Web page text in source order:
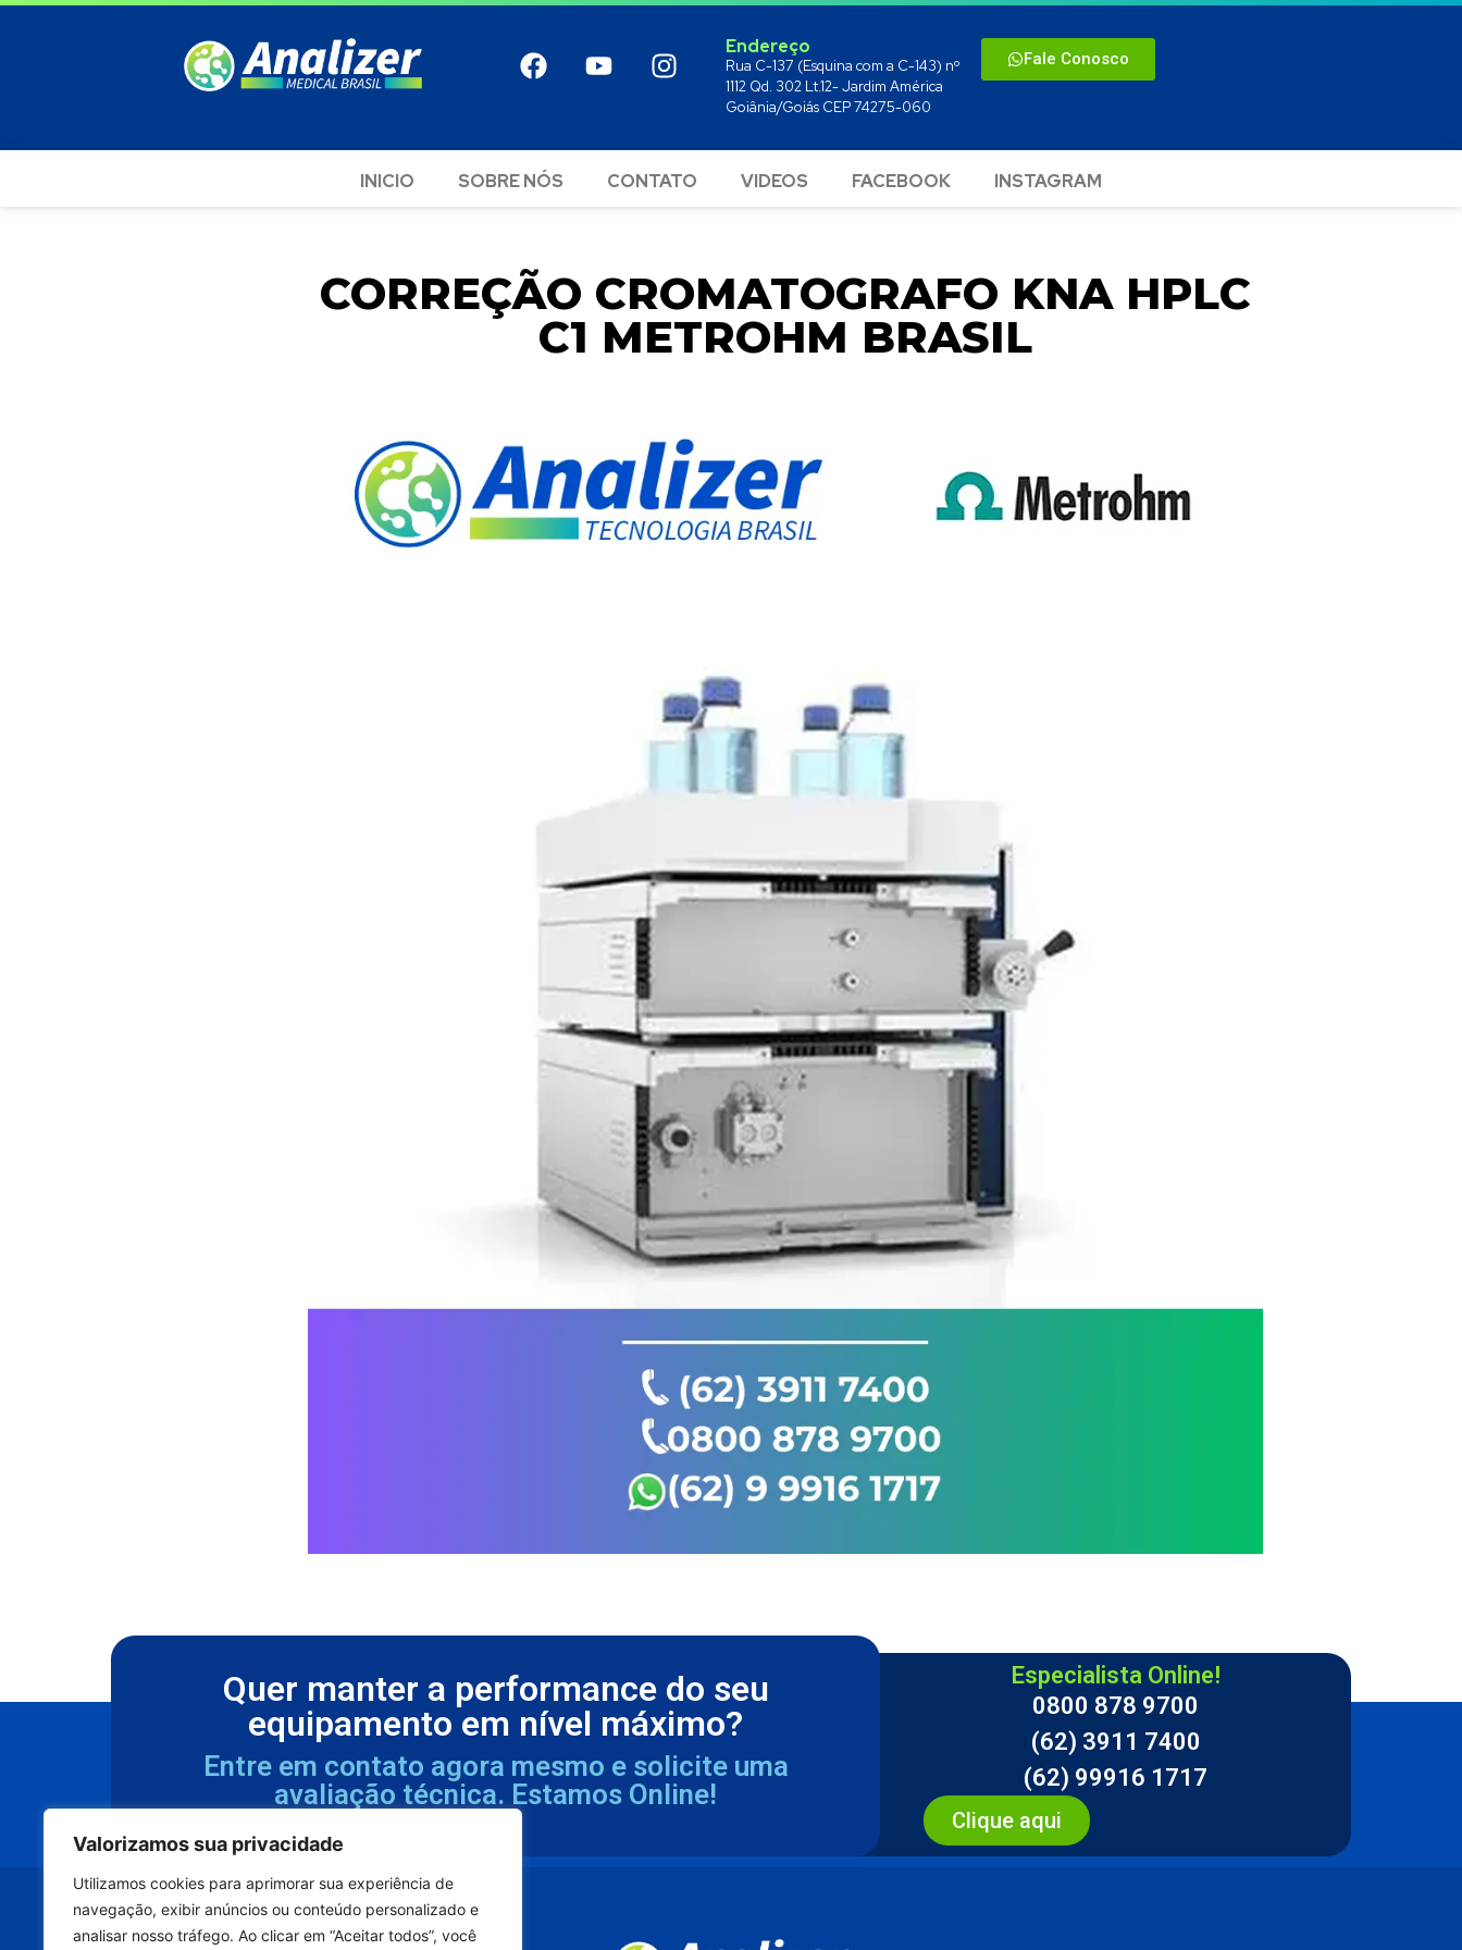
Valorizamos sua privacidade
Utilizamos cookies para aprimorar sua experiência de
navegação, exibir anúncios ou conteúdo personalizado e
analisar nosso tráfego. Ao clicar em “Aceitar todos”, você
Endereço
Rua C-137 (Esquina com a C-143) nº
1112 Qd. 302 Lt.12- Jardim América
Goiânia/Goiás CEP 74275-060
Fale Conosco
INICIO SOBRE NÓS CONTATO VIDEOS FACEBOOK INSTAGRAM
CORREÇÃO CROMATOGRAFO KNA HPLC
C1 METROHM BRASIL
Quer manter a performance do seu
equipamento em nível máximo?
Entre em contato agora mesmo e solicite uma
avaliação técnica. Estamos Online!
Especialista Online!
0800 878 9700
(62) 3911 7400
(62) 99916 1717
Clique aqui